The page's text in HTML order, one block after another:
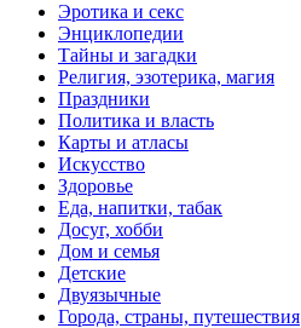
Эротика и секс
Энциклопедии
Тайны и загадки
Религия, эзотерика, магия
Праздники
Политика и власть
Карты и атласы
Искусство
Здоровье
Еда, напитки, табак
Досуг, хобби
Дом и семья
Детские
Двуязычные
Города, страны, путешествия